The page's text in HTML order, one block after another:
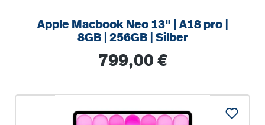
Apple Macbook Neo 13" | A18 pro |
8GB | 256GB | Silber
Regulärer Preis:
799,00 €